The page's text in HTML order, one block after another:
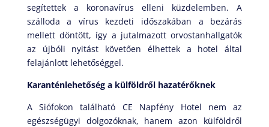
segítettek a koronavírus elleni küzdelemben. A
szálloda a vírus kezdeti időszakában a bezárás
mellett döntött, így a jutalmazott orvostanhallgatók
az újbóli nyitást követően élhettek a hotel által
felajánlott lehetőséggel.
Karanténlehetőség a külföldről hazatérőknek
A Siófokon található CE Napfény Hotel nem az
egészségügyi dolgozóknak, hanem azon külföldről